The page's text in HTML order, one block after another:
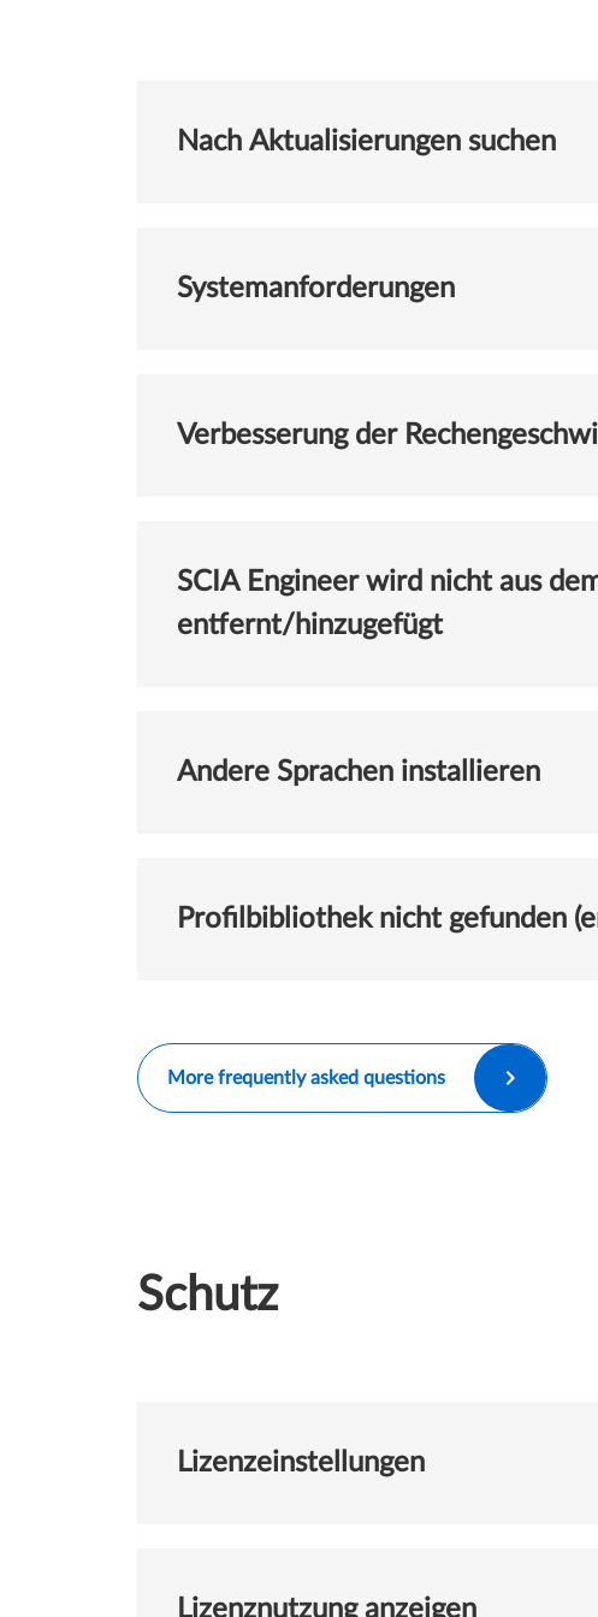
Nach Aktualisierungen suchen
Systemanforderungen
Verbesserung der
SCIA Engineer wird nicht aus
entfernt/hinzugefügt
Andere Sprachen installieren
Profilbibliothek nicht gefunden
More frequently asked questions
Schutz
Lizenzeinstellungen
Lizenznutzung anzeigen